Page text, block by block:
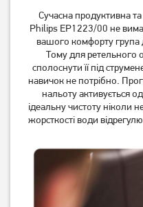
Сучасна продуктивна
Philips EP1223/00 не
вашого комфорту група
Тому для ретельного
сполоснути її під
навичок не потрібно.
нальоту активується
ідеальну чистоту ніколи
жорсткості води